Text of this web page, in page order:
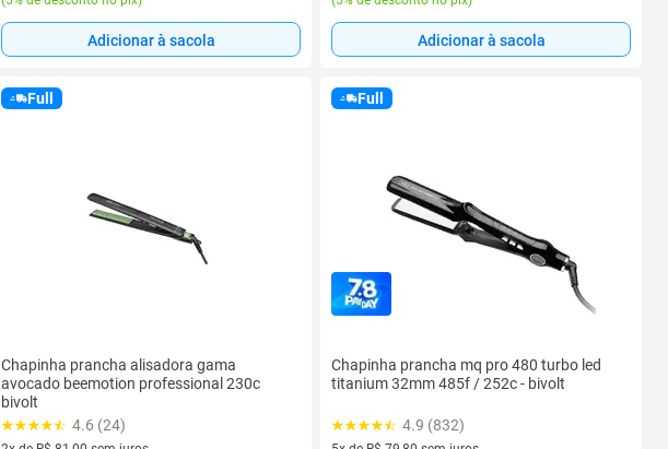
Adicionar à sacola Adicionar à sacola
Full
Chapinha prancha alisadora gama
avocado beemotion professional 230c
bivolt
4.6 (24)
Full
Chapinha prancha mq pro 480 turbo led
titanium 32mm 485f / 252c - bivolt
4.9 (832)